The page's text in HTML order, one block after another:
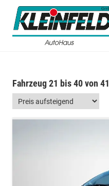
Fahrzeug 21 bis 40 von